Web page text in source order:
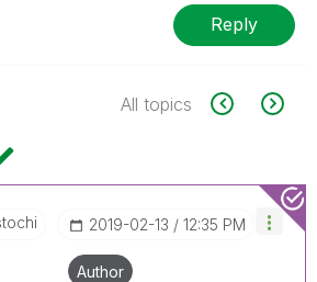
Reply
All topics
‎2019-02-13 12:35 PM
Author